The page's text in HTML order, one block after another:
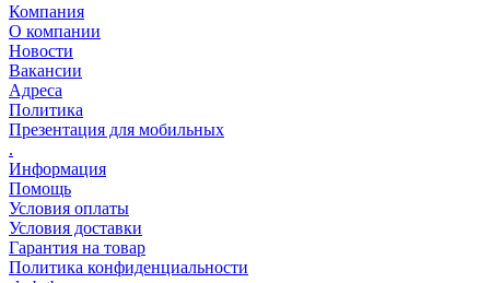
Компания
О компании
Новости
Вакансии
Адреса
Политика
Презентация для мобильных
.
Информация
Помощь
Условия оплаты
Условия доставки
Гарантия на товар
Политика конфиденциальности